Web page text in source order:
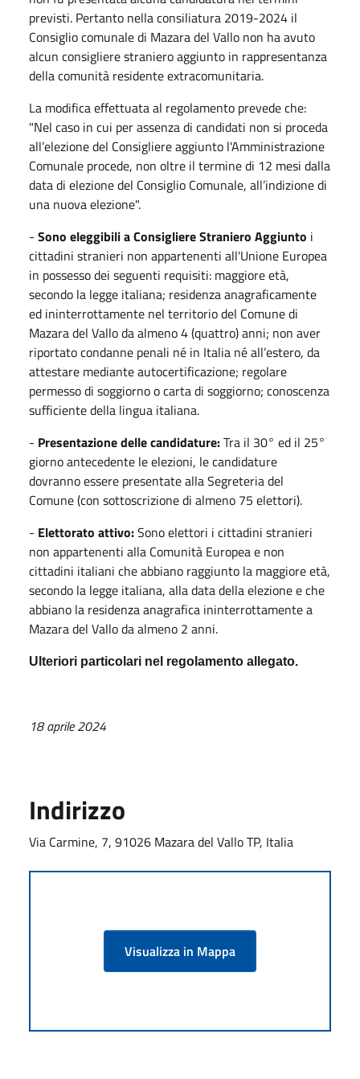
previsti. Pertanto nella consiliatura 2019-2024 il
Consiglio comunale di Mazara del Vallo non ha avuto
alcun consigliere straniero aggiunto in rappresentanza
della comunità residente extracomunitaria.
La modifica effettuata al regolamento prevede che:
"Nel caso in cui per assenza di candidati non si proceda
all’elezione del Consigliere aggiunto l'Amministrazione
Comunale procede, non oltre il termine di 12 mesi dalla
data di elezione del Consiglio Comunale, all’indizione di
una nuova elezione".
- Sono eleggibili a Consigliere Straniero Aggiunto i
cittadini stranieri non appartenenti all'Unione Europea
in possesso dei seguenti requisiti: maggiore età,
secondo la legge italiana; residenza anagraficamente
ed ininterrottamente nel territorio del Comune di
Mazara del Vallo da almeno 4 (quattro) anni; non aver
riportato condanne penali né in Italia né all’estero, da
attestare mediante autocertificazione; regolare
permesso di soggiorno o carta di soggiorno; conoscenza
sufficiente della lingua italiana.
- Presentazione delle candidature:Tra il 30° ed il 25°
giorno antecedente le elezioni, le candidature
dovranno essere presentate alla Segreteria del
Comune (con sottoscrizione di almeno 75 elettori).
- Elettorato attivo:Sono elettori i cittadini stranieri
non appartenenti alla Comunità Europea e non
cittadini italiani che abbiano raggiunto la maggiore età,
secondo la legge italiana, alla data della elezione e che
abbiano la residenza anagrafica ininterrottamente a
Mazara del Vallo da almeno 2 anni.
Ulteriori particolari nel regolamento allegato.
18 aprile 2024
Indirizzo
Via Carmine, 7, 91026 Mazara del Vallo TP, Italia
Visualizza in Mappa